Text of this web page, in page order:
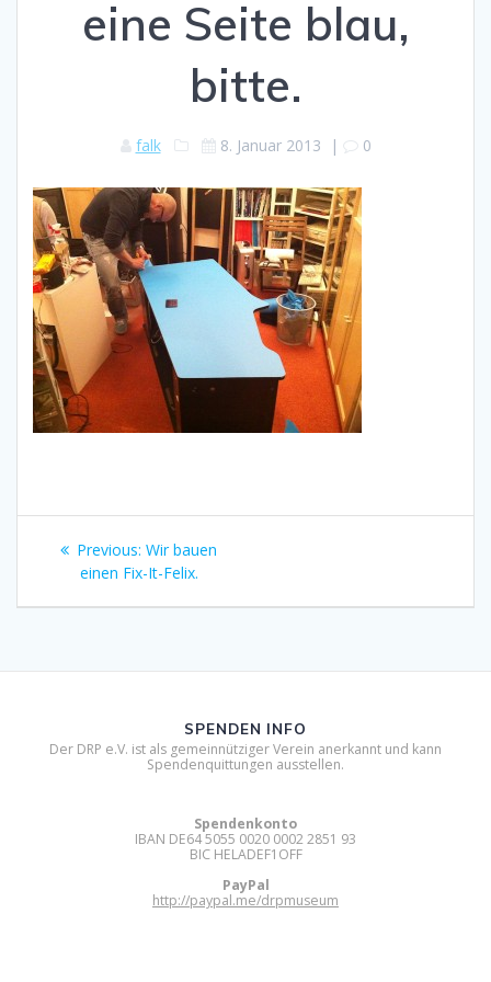
eine Seite blau,
bitte.
falk 8. Januar 2013 | 0
Beitragsnavigation
Previous: Previous
post:
Wir bauen
einen Fix-It-Felix.
SPENDEN INFO
Der DRP e.V. ist als gemeinnütziger Verein anerkannt und kann
Spendenquittungen ausstellen.
Spendenkonto
IBAN DE64 5055 0020 0002 2851 93
BIC HELADEF1OFF
PayPal
http://paypal.me/drpmuseum